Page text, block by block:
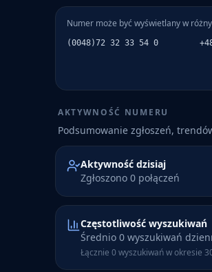
Numer może być wyświetlany w
(0048)72 32 33 54 0
AKTYWNOŚĆ NUMERU
Podsumowanie zgłoszeń,
Aktywność dzisiaj
Zgłoszono 0 połączeń
Częstotliwość wyszukiwań
Średnio 0 wyszukiwań
Łącznie 0 wyszukiwań w okresie